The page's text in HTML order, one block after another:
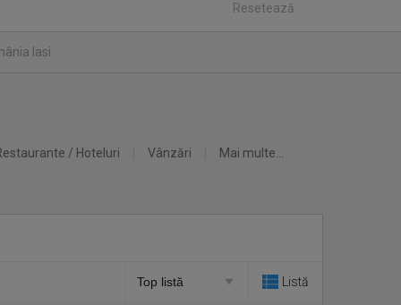
Resetează
Iasi
/ Hoteluri Vânzări Mai multe...
Listă